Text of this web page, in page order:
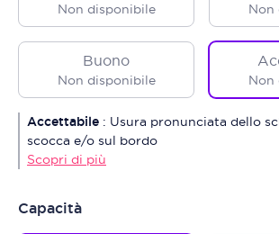
Non disponibile Non
Buono
Non disponibile Non
Accettabile : Usura pronunciata dello
scocca e/o sul bordo
Scopri di più
Capacità